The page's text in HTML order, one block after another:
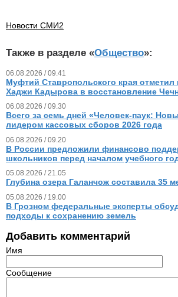
Новости СМИ2
Также в разделе «Общество»:
06.08.2026 / 09.41
Муфтий Ставропольского края отметил
Хаджи Кадырова в восстановление
06.08.2026 / 09.30
Всего за семь дней «Человек‑паук:
лидером кассовых сборов 2026 года
06.08.2026 / 09.20
В России предложили финансово
школьников перед началом учебного
05.08.2026 / 21.05
Глубина озера Галанчож составила 35
05.08.2026 / 19.00
В Грозном федеральные эксперты
подходы к сохранению земель
Добавить комментарий
Имя
Сообщение